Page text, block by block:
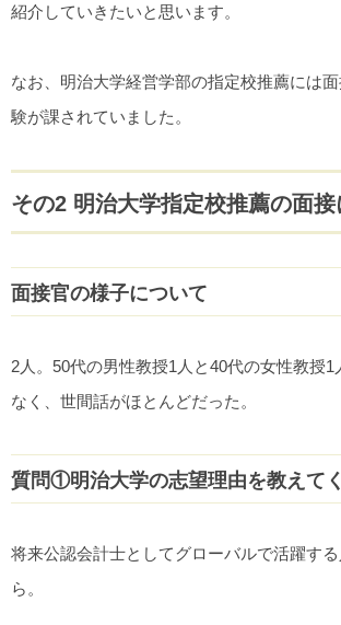
紹介していきたいと思います。
なお、明治大学経営学部の指定校推薦には
験が課されていました。
その2 明治大学指定校推薦の面接
面接官の様子について
2人。50代の男性教授1人と40代の女性教授1
なく、世間話がほとんどだった。
質問①明治大学の志望理由を教えて
将来公認会計士としてグローバルで活躍す
ら。